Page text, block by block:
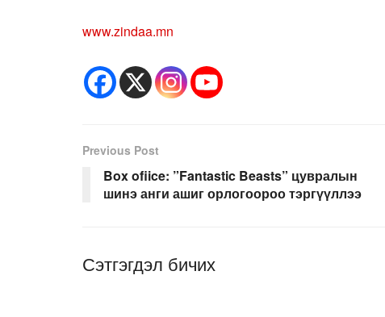
www.zindaa.mn
Previous Post
Box ofiice: ”Fantastic Beasts” цувралын
шинэ анги ашиг орлогоороо тэргүүллээ
Сэтгэгдэл бичих